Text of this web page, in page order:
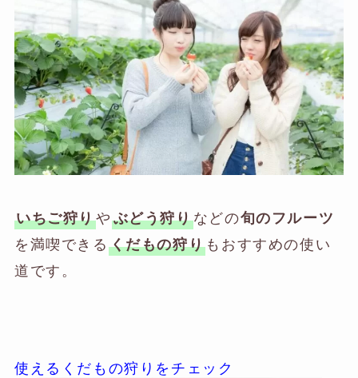
いちご狩りやぶどう狩りなどの旬のフルーツ
を満喫できる くだもの狩りもおすすめの使い
道です。
使えるくだもの狩りをチェック